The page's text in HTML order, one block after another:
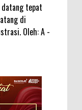
tepat
di
Oleh: A -